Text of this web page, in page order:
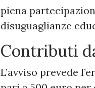
piena
disuguaglianze
Contributi
L’avviso prevede